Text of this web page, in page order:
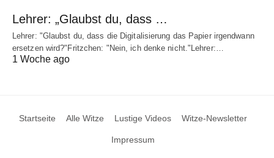
Lehrer: „Glaubst du, dass …
Lehrer: "Glaubst du, dass die Digitalisierung das Papier irgendwann
ersetzen wird?"Fritzchen: "Nein, ich denke nicht."Lehrer:…
1 Woche ago
Startseite Alle Witze Lustige Videos Witze-Newsletter
Impressum